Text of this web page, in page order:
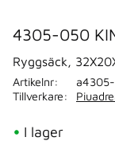
4305-050
Ryggsäck,
I lager
Artikelnr
Tillverkare